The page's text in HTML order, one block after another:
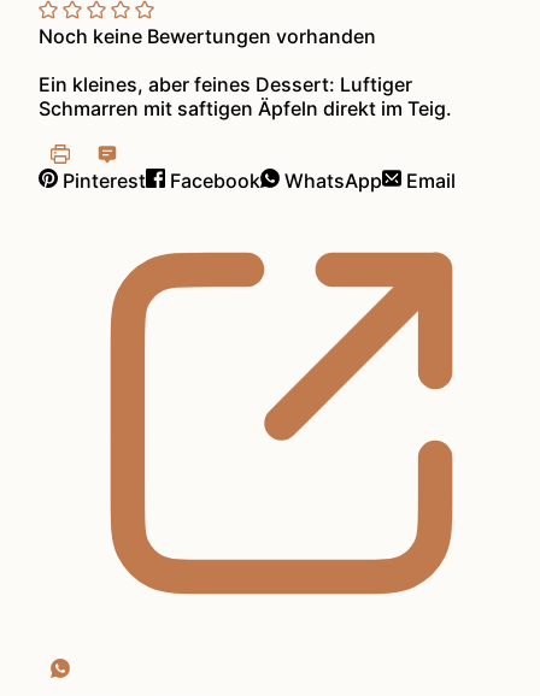
Noch keine Bewertungen vorhanden
Ein kleines, aber feines Dessert: Luftiger
Schmarren mit saftigen Äpfeln direkt im Teig.
Pinterest Facebook WhatsApp Email